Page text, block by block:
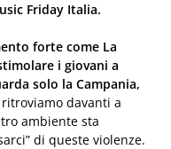
Friday Italia.
forte come La
i giovani a
solo la Campania,
davanti a
ambiente sta
di queste violenze.